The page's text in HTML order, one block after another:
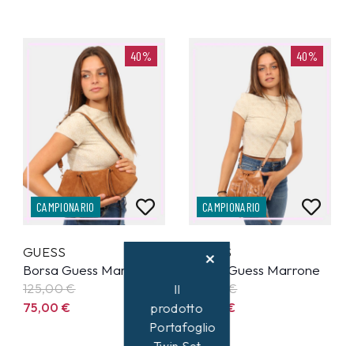
40%
CAMPIONARIO
GUESS
Borsa Guess Marrone
125,00€
75,00€
40%
CAMPIONARIO
GUESS
Borsa Guess Marrone
€
57,00
€
Il
prodotto
Portafoglio